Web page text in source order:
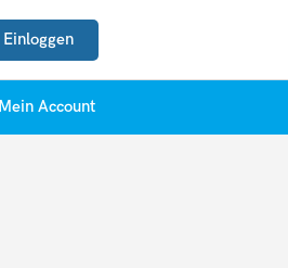
Einloggen
Mein Account